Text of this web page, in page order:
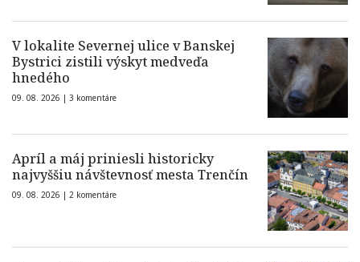
V lokalite Severnej ulice v Banskej
Bystrici zistili výskyt medveďa
hnedého
09. 08. 2026 | 3 komentáre
Apríl a máj priniesli historicky
najvyššiu návštevnosť mesta Trenčín
09. 08. 2026 | 2 komentáre